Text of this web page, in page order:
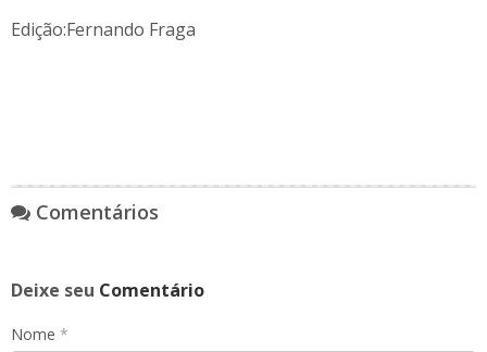
Edição:Fernando Fraga
Comentários
Deixe seu Comentário
Nome *